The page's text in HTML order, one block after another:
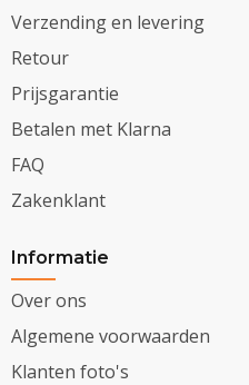
Verzending en levering
Retour
Prijsgarantie
Betalen met Klarna
FAQ
Zakenklant
Informatie
Over ons
Algemene voorwaarden
Klanten foto's